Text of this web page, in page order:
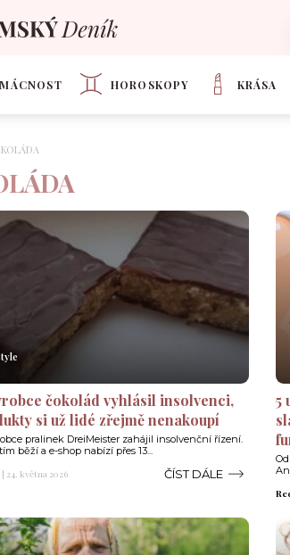
HOROSKOPY KRÁSA
čokolád vyhlásil insolvenci,
si už lidé zřejmě nenakoupí
pralinek DreiMeister zahájil insolvenční řízení.
běží a e-shop nabízí přes 13...
| 24. května 2026 ČÍST DÁLE
5